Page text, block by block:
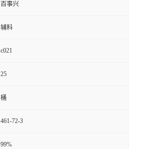
百事兴
辅料
c021
25
桶
461-72-3
99%